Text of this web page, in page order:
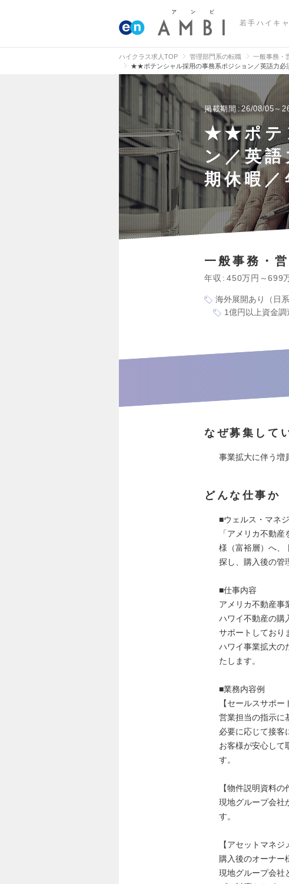
若手ハイキ
ハイクラス求人TOP 管理部門系の転職
一般事務・
★★ポテンシャル採用の事務系ポジション／英語力必
掲載期間 26/08/05～
★★ポテ
ン／英
期休暇
一般事務・
年収 450万円～699
海外展開あり（日
1億円以上資金調
なぜ募集して
事業拡大に伴う増
どんな仕事か
■ウェルス・マネ
「アメリカ不動
様（富裕層）へ、
探し、購⼊後の管
■仕事内容
アメリカ不動産事
ハワイ不動産の購
サポートしており
ハワイ事業拡大の
たします。
■業務内容例
【セールスサポー
営業担当の指示に
必要に応じて接客
お客様が安心して
す。
【物件説明資料の
現地グループ会社
す。
【アセットマネジ
購入後のオーナー
現地グループ会社